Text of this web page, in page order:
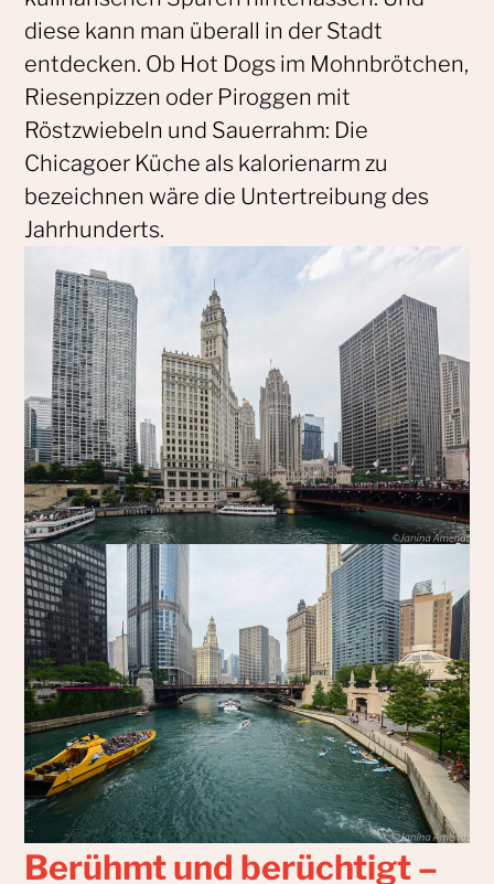
diese kann man überall in der Stadt
entdecken. Ob Hot Dogs im Mohnbrötchen,
Riesenpizzen oder Piroggen mit
Röstzwiebeln und Sauerrahm: Die
Chicagoer Küche als kalorienarm zu
bezeichnen wäre die Untertreibung des
Jahrhunderts.
Berühmt und berüchtigt –